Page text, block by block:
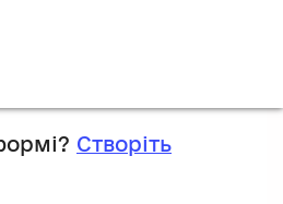
Створіть